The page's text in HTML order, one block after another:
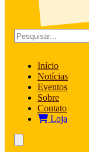
Início
Notícias
Eventos
Sobre
Contato
Loja